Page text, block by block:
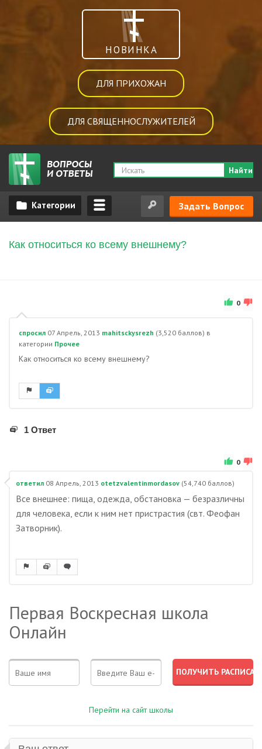
НОВИНКА
ДЛЯ ПРИХОЖАН
ДЛЯ СВЯЩЕННОСЛУЖИТЕЛЕЙ
Найти
Задать Вопрос
Как относиться ко всему внешнему?
0
спросил 07 Апрель, 2013 mahitsckysrezh (3,520 баллов) в
категории Прочее
Как относиться ко всему внешнему?
1 Ответ
0
ответил 08 Апрель, 2013 otetzvalentinmordasov (54,740 баллов)
Все внешнее: пища, одежда, обстановка — безразличны
для человека, если к ним нет пристрастия (свт. Феофан
Затворник).
Первая Воскресная школа
Онлайн
Перейти на сайт школы